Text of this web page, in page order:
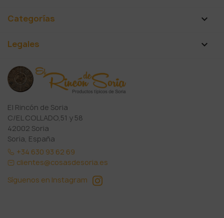
Categorías 
Legales 
El Rincón de Soria
C/EL COLLADO,51 y 58
42002 Soria
Soria, España
+34 630 93 62 69
clientes@cosasdesoria.es
Síguenos en Instagram